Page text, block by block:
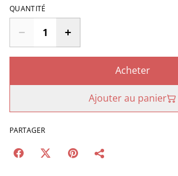
QUANTITÉ
Acheter
Ajouter au panier
PARTAGER